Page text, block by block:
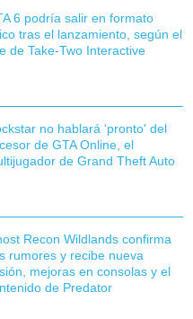
6 podría salir en formato
tras el lanzamiento, según el
de Take-Two Interactive
no hablará 'pronto' del
de GTA Online, el
de Grand Theft Auto
Recon Wildlands confirma
rumores y recibe nueva
mejoras en consolas y el
de Predator